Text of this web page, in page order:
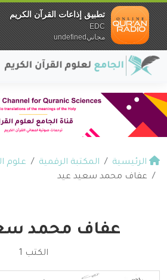
الرئيسية المكتبة الرقمية
علوم
عفاف محمد سعيد عيد
عفاف محمد
الكتب 1
تطبيق إذاعات القرآن الكريم
EDC
مجانيundefined